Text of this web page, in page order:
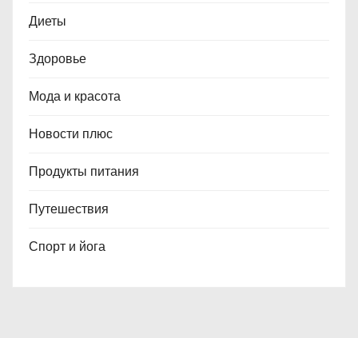
Диеты
Здоровье
Мода и красота
Новости плюс
Продукты питания
Путешествия
Спорт и йога